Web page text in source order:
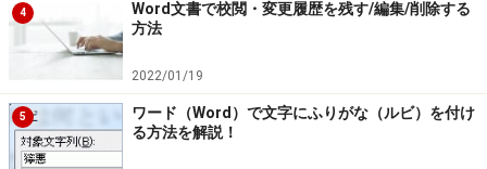
4
Word文書で校閲・変更履歴を残す/編集/削除する
方法
2022/01/19
5
ワード（Word）で文字にふりがな（ルビ）を付け
る方法を解説！